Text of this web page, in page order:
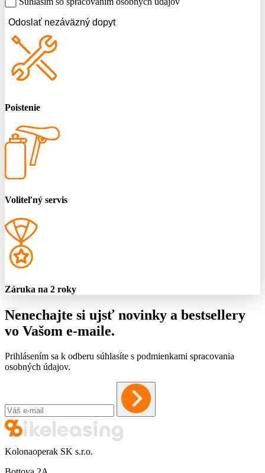
Odoslať nezáväzný dopyt
Poistenie
Voliteľný servis
Záruka na 2 roky
Nenechajte si ujsť novinky a bestsellery
vo Vašom e-maile.
Prihlásením sa k odberu súhlasíte s podmienkami spracovania
osobných údajov.
Kolonaoperak SK s.r.o.